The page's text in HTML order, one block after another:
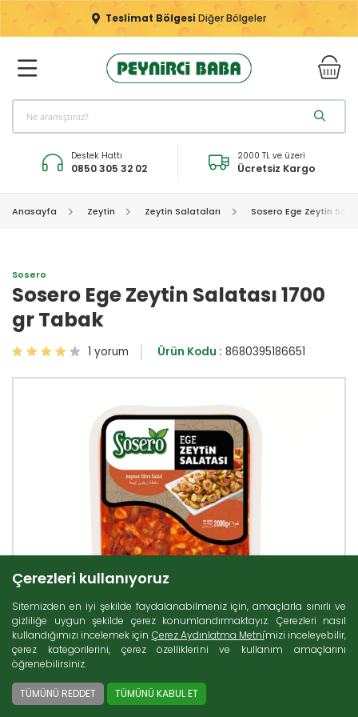
Teslimat Bölgesi Diğer Bölgeler
Destek Hattı
0850 305 32 02
2000 TL ve üzeri
Ücretsiz Kargo
Anasayfa Zeytin Zeytin Salataları Sosero Ege Zeytin
Sosero
Sosero Ege Zeytin Salatası 1700
gr Tabak
1 yorum Ürün Kodu : 8680395186651
Çerezleri kullanıyoruz
Sitemizden en iyi şekilde faydalanabilmeniz için, amaçlarla sınırlı ve
gizliliğe uygun şekilde çerez konumlandırmaktayız. Çerezleri nasıl
kullandığımızı incelemek için Çerez Aydınlatma Metni'mizi inceleyebilir,
çerez kategorilerini, çerez özelliklerini ve kullanım amaçlarını
öğrenebilirsiniz.
TÜMÜNÜ REDDET TÜMÜNÜ KABUL ET